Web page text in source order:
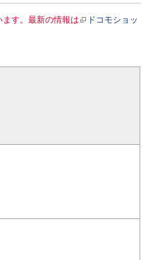
す。最新の情報は
ドコモショッ